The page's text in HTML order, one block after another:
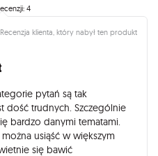
4
Recenzja klienta, który nabył ten produkt
pytań są tak
dość trudnych. Szczególnie
bardzo danymi tematami.
usiąść w większym
się bawić